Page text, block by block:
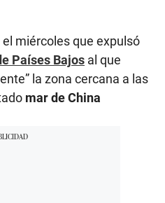
el miércoles que expulsó
Países Bajos al que
la zona cercana a las
mar de China